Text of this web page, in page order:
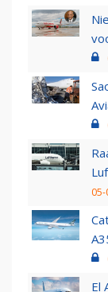
05-
El